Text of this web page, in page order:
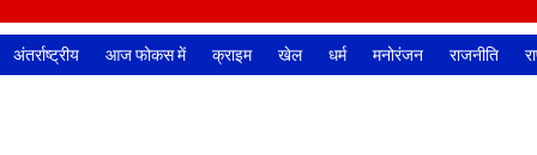
अंतर्राष्ट्रीय आज फोकस में क्राइम खेल धर्म मनोरंजन राजनीति